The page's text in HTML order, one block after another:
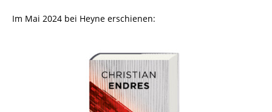
Im Mai 2024 bei Heyne erschienen: